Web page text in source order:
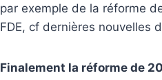
par exemple de la réforme
FDE, cf dernières nouvelles
Finalement la réforme de